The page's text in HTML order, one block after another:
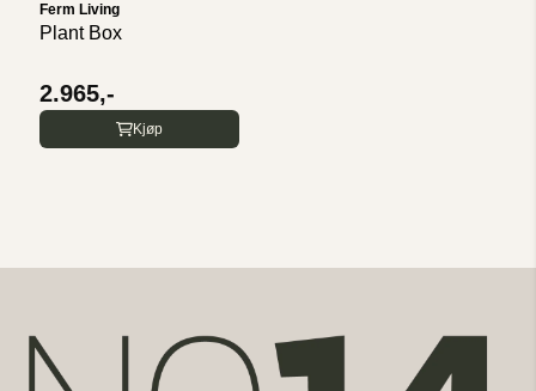
Ferm Living
Plant Box
2.965,-
Kjøp